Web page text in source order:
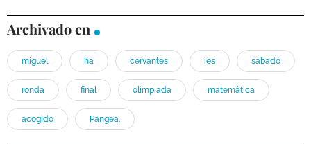
Archivado en
miguel ha cervantes ies sábado
ronda final olimpiada matemática
acogido Pangea.